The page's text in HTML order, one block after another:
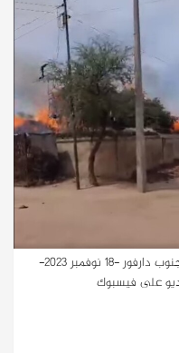
اشتباكات قبلية في مدينة برام بولاية جنوب دارفور -18 نوفمبر 2023-
على فيسبوك